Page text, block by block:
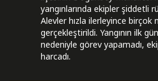
yangınlarında ekipler şiddetli
Alevler hızla ilerleyince
gerçekleştirildi. Yangının ilk
nedeniyle görev yapamadı,
harcadı.